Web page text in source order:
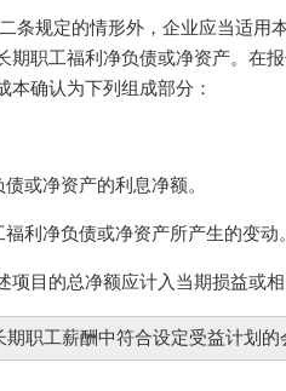
规定的情形外，企业应当适用
期职工福利净负债或净资产。在
本确认为下列组成部分：
净资产的利息净额。
利净负债或净资产所产生的变动
目的总净额应计入当期损益或相
期职工薪酬中符合设定受益计划的